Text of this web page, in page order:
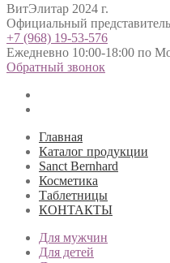
ВитЭлитар 2024 г.
Официальный
+7 (968) 19-53-576
Ежедневно 10:00-18:00 по
Обратный звонок
Главная
Каталог продукции
Sanct Bernhard
Косметика
Таблетницы
КОНТАКТЫ
Для мужчин
Для детей